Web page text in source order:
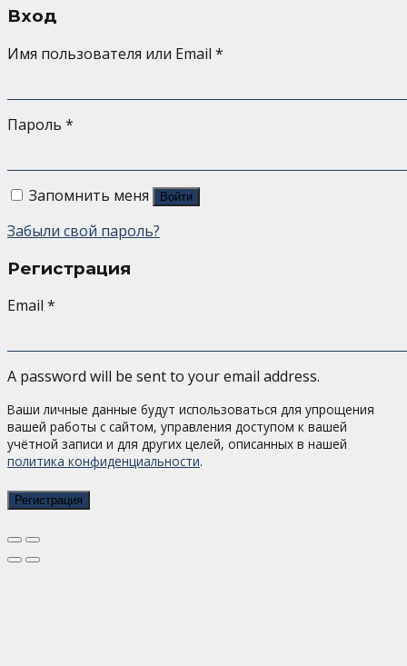
Вход
Имя пользователя или Email *
Пароль *
Запомнить меня Войти
Забыли свой пароль?
Регистрация
Email *
A password will be sent to your email address.
Ваши личные данные будут использоваться для упрощения
вашей работы с сайтом, управления доступом к вашей
учётной записи и для других целей, описанных в нашей
политика конфиденциальности.
Регистрация